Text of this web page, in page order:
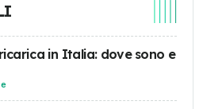
in Italia: dove sono e